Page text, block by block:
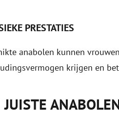
PRESTATIES
anabolen kunnen
krijgen en